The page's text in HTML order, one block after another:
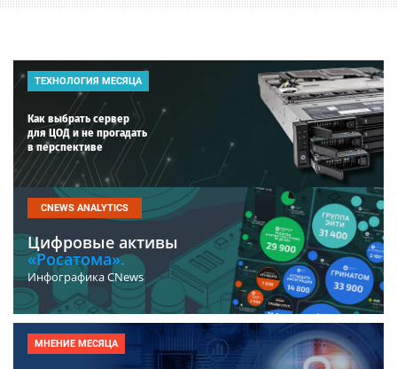
ТЕХНОЛОГИЯ МЕСЯЦА
Как выбрать сервер
для ЦОД и не прогадать
в перспективе
CNEWS ANALYTICS
Цифровые активы
«Росатома».
Инфографика CNews
МНЕНИЕ МЕСЯЦА